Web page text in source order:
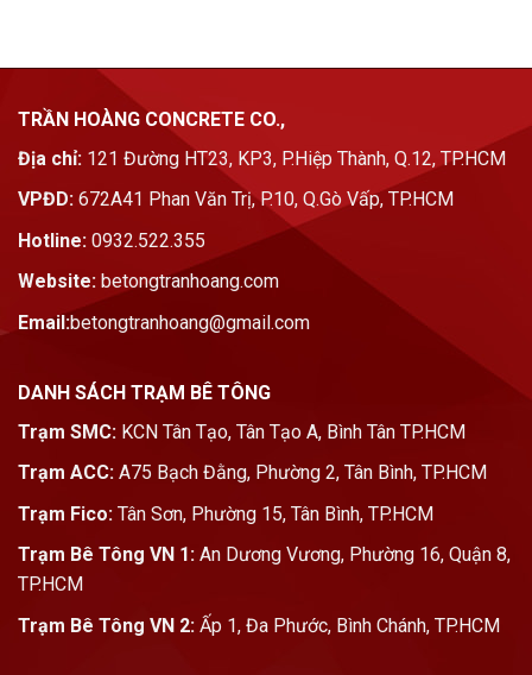
TRẦN HOÀNG CONCRETE CO.,
Địa chỉ: 121 Đường HT23, KP3, P.Hiệp Thành, Q.12, TP.HCM
VPĐD: 672A41 Phan Văn Trị, P.10, Q.Gò Vấp, TP.HCM
Hotline: 0932.522.355
Website: betongtranhoang.com
Email:betongtranhoang@gmail.com
DANH SÁCH TRẠM BÊ TÔNG
Trạm SMC: KCN Tân Tạo, Tân Tạo A, Bình Tân TP.HCM
Trạm ACC: A75 Bạch Đằng, Phường 2, Tân Bình, TP.HCM
Trạm Fico: Tân Sơn, Phường 15, Tân Bình, TP.HCM
Trạm Bê Tông VN 1: An Dương Vương, Phường 16, Quận 8,
TP.HCM
Trạm Bê Tông VN 2: Ấp 1, Đa Phước, Bình Chánh, TP.HCM